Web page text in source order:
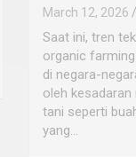
March 12, 2026
Saat ini, tren
organic
di negara-
oleh
tani seperti
yang…